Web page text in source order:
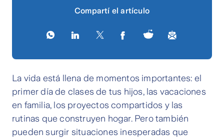
Compartí el artículo
La vida está llena de momentos importantes: el
primer día de clases de tus hijos, las vacaciones
en familia, los proyectos compartidos y las
rutinas que construyen hogar. Pero también
pueden surgir situaciones inesperadas que